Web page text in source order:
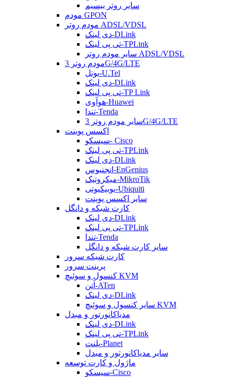
سایر روتر بیسیم
مودم GPON
مودم روتر ADSL/VDSL
دی لینک-DLink
تی پی لینک-TPLink
سایر مودم روتر ADSL/VDSL
مودم روتر 3G/4G/LTE
یوتل-U.Tel
دی لینک-DLink
تی پی لینک-TP Link
هوآوی-Huawei
تندا-Tenda
سایر مودم روتر 3G/4G/LTE
اکسس پوینت
سیسکو- Cisco
تی پی لینک-TPLink
دی لینک-DLink
انجنیوس-EnGenius
میکروتیک-MikroTik
یوبیکیوتی-Ubiquiti
سایر اکسس پوینت
کارت شبکه و دانگل
دی لینک-DLink
تی پی لینک-TPLink
تندا-Tenda
سایر کارت شبکه و دانگل
کارت شبکه سرور
پرینت سرور
کنسول و سوئیچ KVM
آتن-ATen
دی لینک-DLink
سایر کنسول و سوئیچ KVM
مدیاکانورتور و مبدل
دی لینک-DLink
تی پی لینک-TPLink
پلنت-Planet
سایر مدیاکانورتور و مبدل
ماژول و کارت توسعه
سیسکو-Cisco